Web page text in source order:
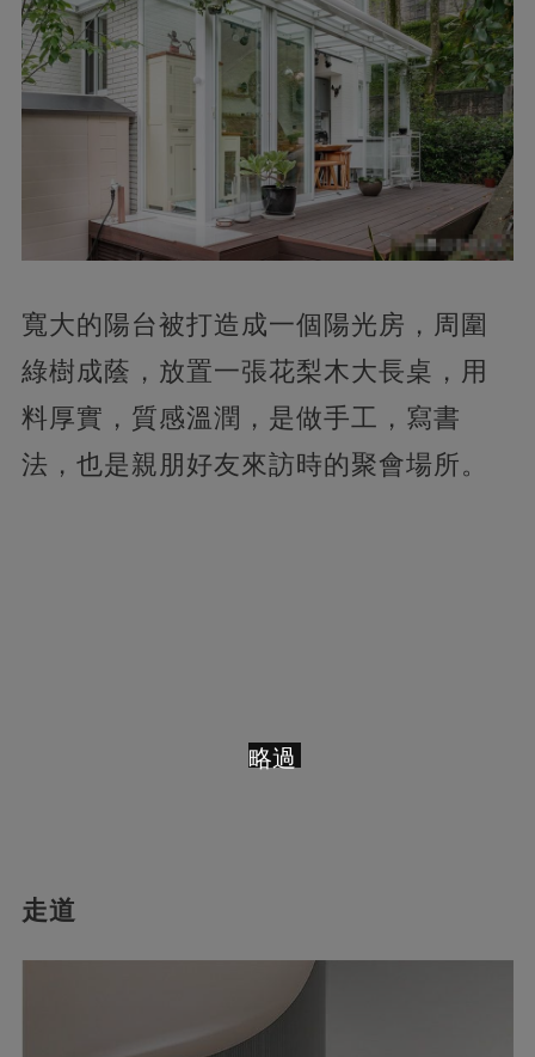
寬大的陽台被打造成一個陽光房，周圍
綠樹成蔭，放置一張花梨木大長桌，用
料厚實，質感溫潤，是做手工，寫書
法，也是親朋好友來訪時的聚會場所。
走道
略過